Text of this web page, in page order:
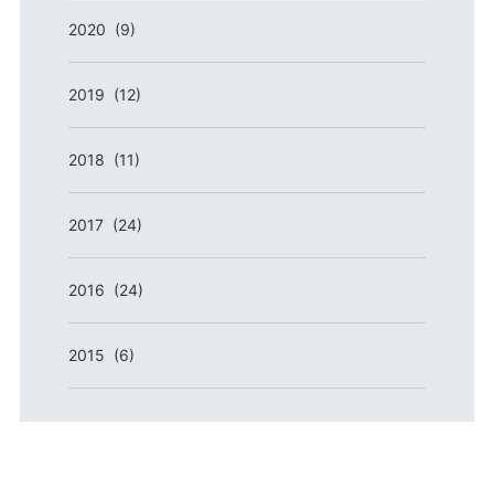
2020 (9)
2019 (12)
2018 (11)
2017 (24)
2016 (24)
2015 (6)